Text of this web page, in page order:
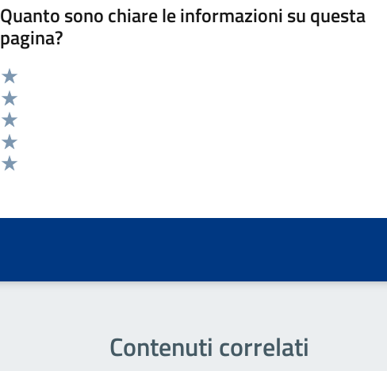
Quanto sono chiare le informazioni su questa
pagina?
Valuta 5 stelle su 5
Valuta 4 stelle su 5
Valuta 3 stelle su 5
Valuta 2 stelle su 5
Contenuti correlati